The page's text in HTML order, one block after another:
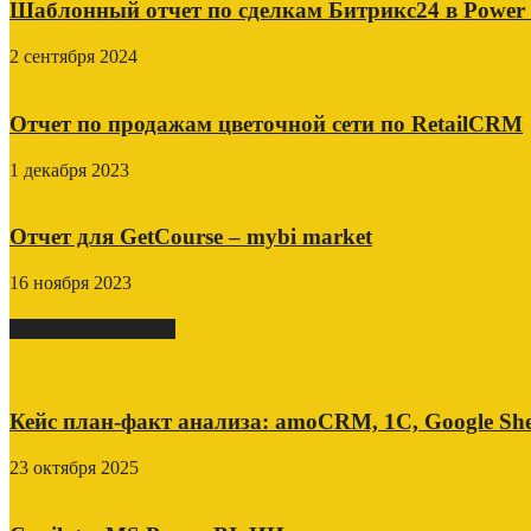
Шаблонный отчет по сделкам Битрикс24 в
2 сентября 2024
Отчет по продажам цветочной сети по RetailCRM
1 декабря 2023
Отчет для GetCourse – mybi market
16 ноября 2023
Кейс план-факт анализа: amoCRM, 1C, Google
23 октября 2025